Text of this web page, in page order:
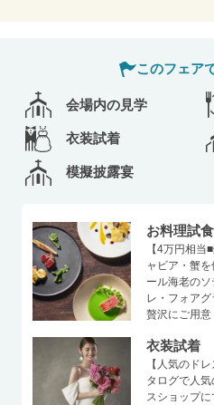
このフェア
会場内の見学
衣装試着
模擬披露宴
お料理試
【4万円相
ャビア・蟹
ール海老の
レ・フォア
贅沢にご用
衣装試着
【人気のド
タログで人
スショップに